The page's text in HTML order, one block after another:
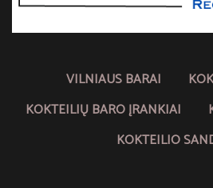
VILNIAUS BARAI
KOKTEILIŲ BARO ĮRANKIAI
KOKTEILIO